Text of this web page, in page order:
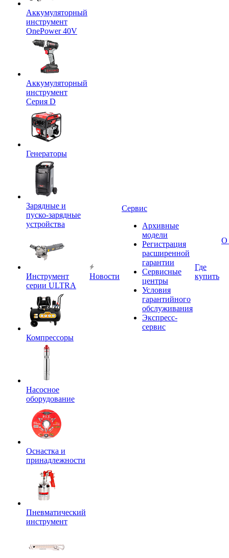
Аккумуляторный
инструмент
OnePower 40V
Аккумуляторный
инструмент
Серия D
Генераторы
Зарядные и
пуско-зарядные
устройства
Инструмент
серии ULTRA
Компрессоры
Насосное
оборудование
Оснастка и
принадлежности
Пневматический
инструмент
Новости
Сервис
Архивные
модели
Регистрация
расширенной
гарантии
Сервисные
центры
Условия
гарантийного
обслуживания
Экспресс-
сервис
Где
купить
О